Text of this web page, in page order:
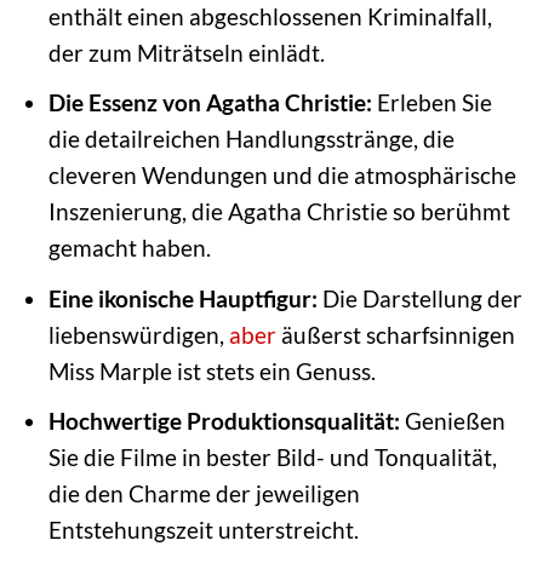
enthält einen abgeschlossenen Kriminalfall,
der zum Miträtseln einlädt.
Die Essenz von Agatha Christie: Erleben Sie
die detailreichen Handlungsstränge, die
cleveren Wendungen und die atmosphärische
Inszenierung, die Agatha Christie so berühmt
gemacht haben.
Eine ikonische Hauptfigur: Die Darstellung der
liebenswürdigen, aberäußerst scharfsinnigen
Miss Marple ist stets ein Genuss.
Hochwertige Produktionsqualität: Genießen
Sie die Filme in bester Bild- und Tonqualität,
die den Charme der jeweiligen
Entstehungszeit unterstreicht.